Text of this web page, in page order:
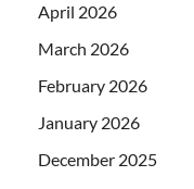
April 2026
March 2026
February 2026
January 2026
December 2025